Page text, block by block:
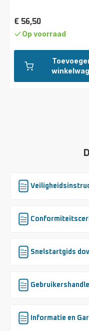
Prijs
€ 56,50
Op voorraad
Snelstartgids
Informatie en